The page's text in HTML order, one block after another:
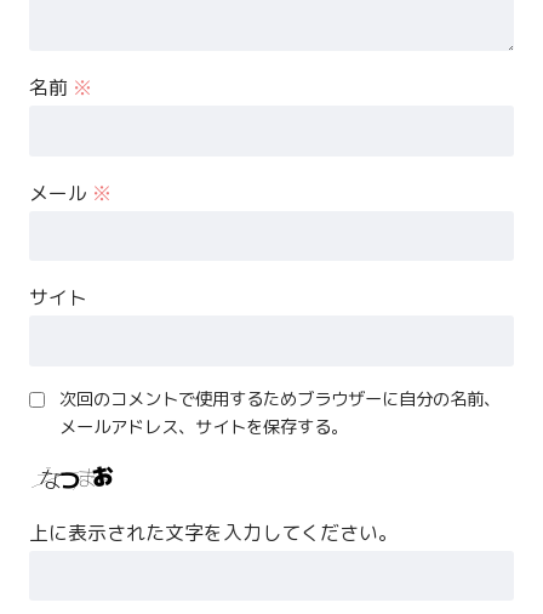
名前 ※
メール ※
サイト
次回のコメントで使用するためブラウザーに自分の名前、
メールアドレス、サイトを保存する。
上に表示された文字を入力してください。